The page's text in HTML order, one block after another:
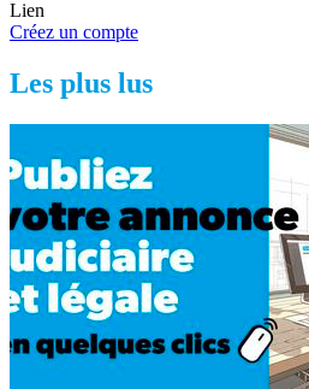
Lien
Créez un compte
Les plus lus